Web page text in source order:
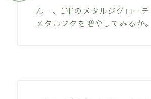
んー、1軍のメタルジグロー
メタルジクを増やしてみるか。